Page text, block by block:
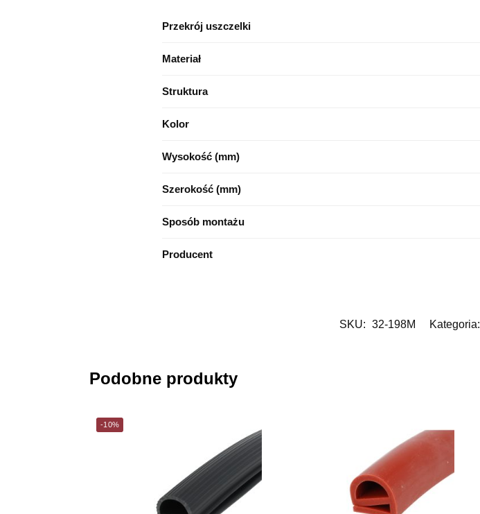
Przekrój uszczelki
Materiał
Struktura
Kolor
Wysokość (mm)
Szerokość (mm)
Sposób montażu
Producent
SKU: 32-198M Kategoria:
Podobne produkty
-10%